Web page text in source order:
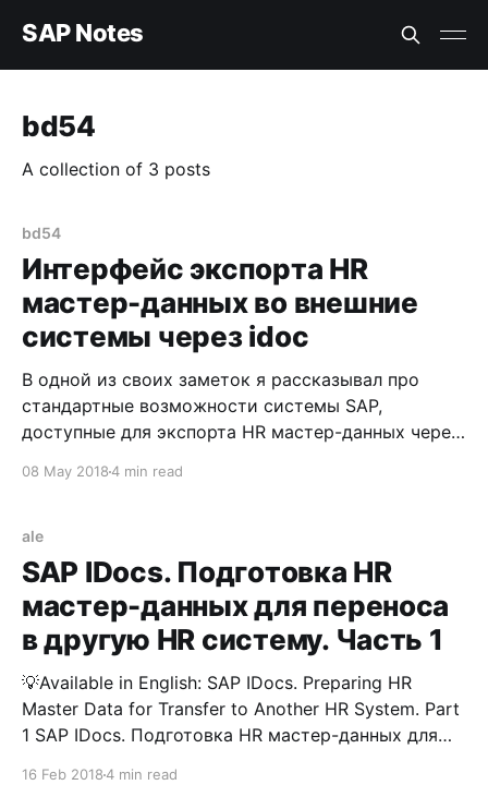
SAP Notes
bd54
A collection of 3 posts
bd54
Интерфейс экспорта HR
мастер-данных во внешние
системы через idoc
В одной из своих заметок я рассказывал про
стандартные возможности системы SAP,
доступные для экспорта HR мастер-данных через
функциональным консультантам транзакцию PU12
SAP с внешними системами В этой заметке я
вкратце накидаю последовательность действий,
которую возможно использовать, для
08 May 20184 min read
ale
SAP IDocs. Подготовка HR
мастер-данных для переноса
в другую HR систему. Часть 1
💡Available in English: SAP IDocs. Preparing HR
Master Data for Transfer to Another HR System. Part
1 SAP IDocs. Подготовка HR мастер-данных для
16 Feb 20184 min read